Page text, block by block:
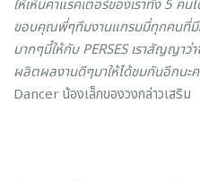
ให้เห็นคาแรคเตอร์ของเราทั้ง5คน
ขอบคุณพี่ๆทีมงานแกรมมี่ทุกคนที่
มากๆนี้ให้กับPERSESเราสัญญาว่า
ผลิตผลงานดีๆมาให้ได้ชมกันอีกนะ
Dancer น้องเล็กของวงกล่าวเสริม